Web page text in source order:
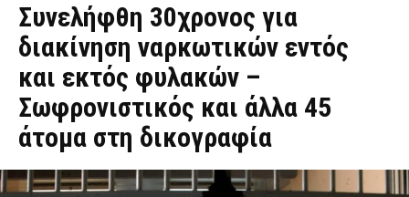
Συνελήφθη 30χρονος για
διακίνηση ναρκωτικών εντός
και εκτός φυλακών –
Σωφρονιστικός και άλλα 45
άτομα στη δικογραφία